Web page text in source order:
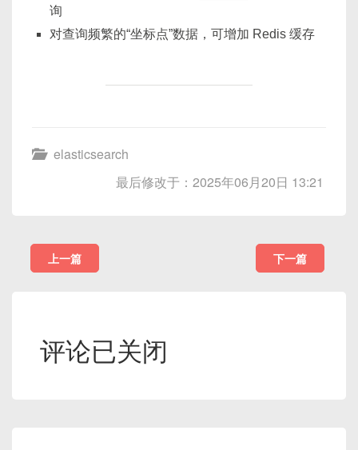
询
对查询频繁的“坐标点”数据，可增加 Redis 缓存
elasticsearch
最后修改于：2025年06月20日 13:21
上一篇 下一篇
评论已关闭